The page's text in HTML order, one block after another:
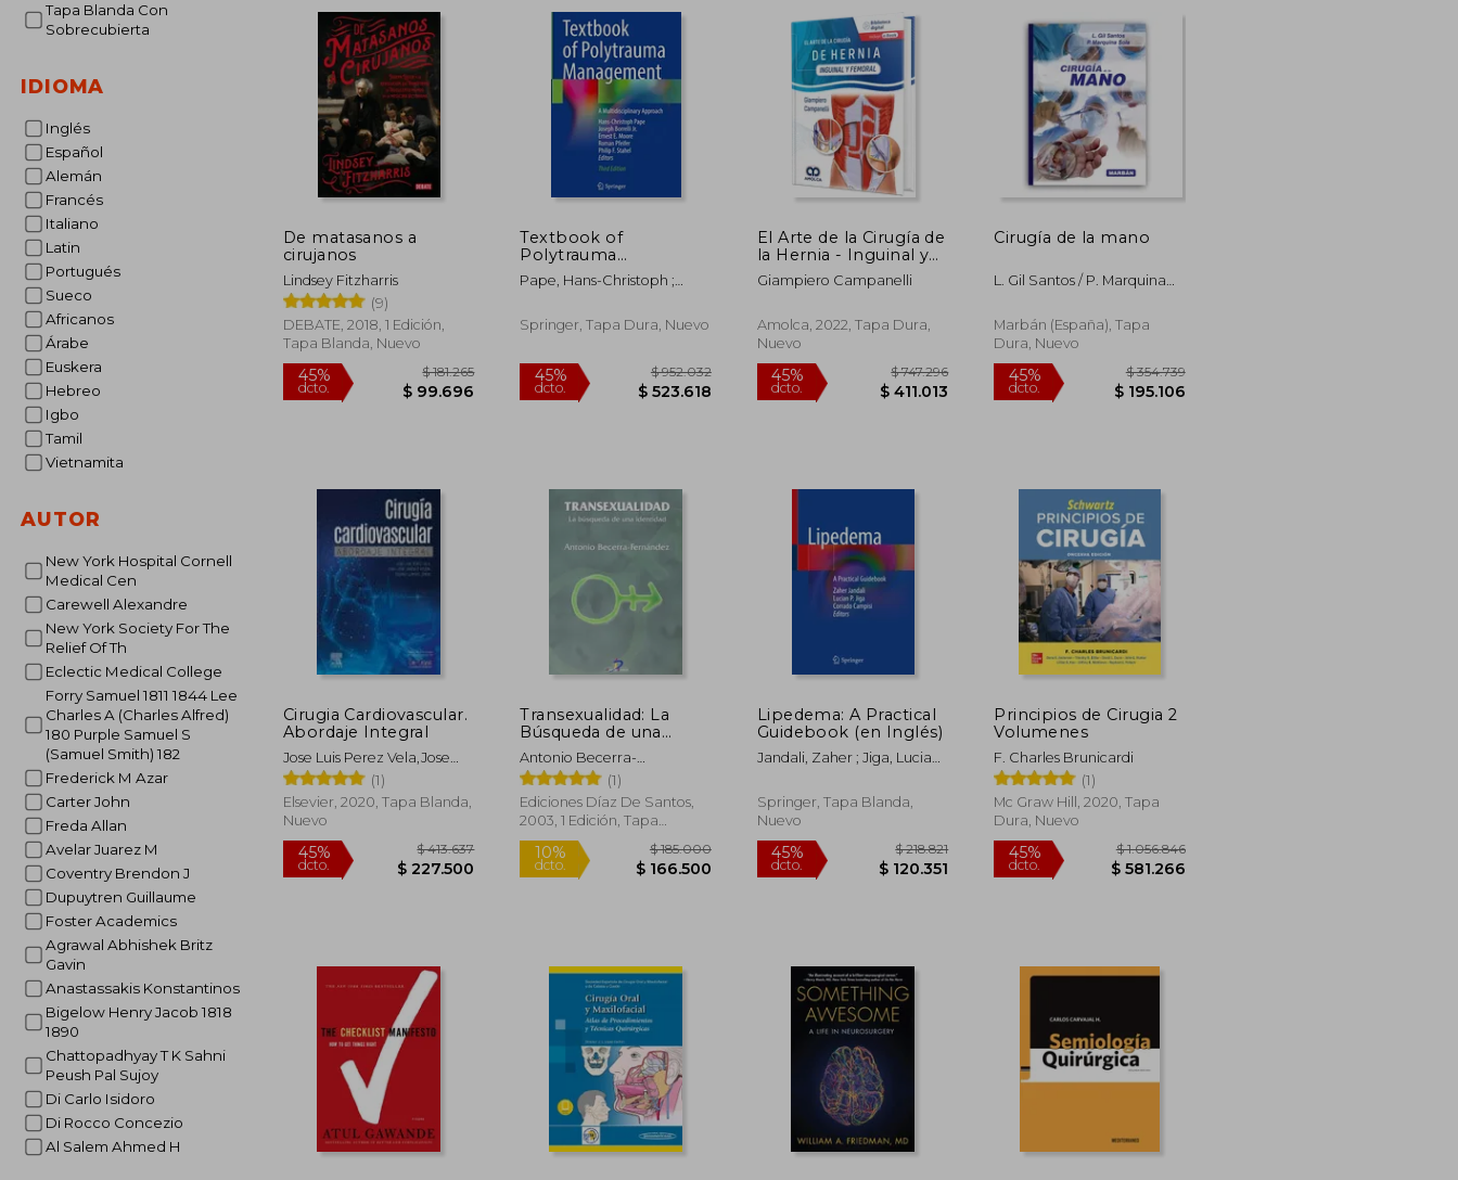
Tapa Blanda Con
Sobrecubierta
IDIOMA
Inglés
Español
Alemán
Francés
Italiano
Latin
Portugués
Sueco
Africanos
Árabe
Euskera
Hebreo
Igbo
Tamil
Vietnamita
AUTOR
New York Hospital Cornell
Medical Cen
Carewell Alexandre
New York Society For The
Relief Of Th
Eclectic Medical College
Forry Samuel 1811 1844 Lee
Charles A (Charles Alfred)
180 Purple Samuel S
(Samuel Smith) 182
Frederick M Azar
Carter John
Freda Allan
Avelar Juarez M
Coventry Brendon J
Dupuytren Guillaume
Foster Academics
Agrawal Abhishek Britz
Gavin
Anastassakis Konstantinos
Bigelow Henry Jacob 1818
1890
Chattopadhyay T K Sahni
Peush Pal Sujoy
Di Carlo Isidoro
Di Rocco Concezio
Al Salem Ahmed H
De matasanos a
cirujanos
Lindsey Fitzharris
(9)
DEBATE, 2018, 1 Edición,
Tapa Blanda, Nuevo
dcto.
Textbook of
Polytrauma
Management: A
Multidisciplinary
Pape, Hans-Christoph ;
Ernest E.
Springer, Tapa Dura, Nuevo
45%
El Arte de la Cirugía de
la Hernia - Inguinal y
Femoral. Incluye e-
book
Giampiero Campanelli
Amolca, 2022, Tapa Dura,
Nuevo
dcto.
$ 747.296
$ 411.013
Cirugía de la mano
L. Gil Santos / P. Marquina
Marbán (España), Tapa
Dura, Nuevo
45%
dcto.
Cirugia Cardiovascular.
Abordaje Integral
Jose Luis Perez Vela,Jose
Luis Jimenez Rivera
(1)
Elsevier, 2020, Tapa Blanda,
Nuevo
45%
dcto.
Transexualidad: La
Búsqueda de una
Identidad
Antonio Becerra-
Fern&Aacute;Ndez
(1)
Ediciones Díaz De Santos,
2003, 1 Edición, Tapa
Blanda, Nuevo
10%
dcto.
Lipedema: A Practical
Guidebook (en Inglés)
Jandali, Zaher ; Jiga, Lucian
Springer, Tapa Blanda,
Nuevo
45%
dcto.
$ 218.821
$ 120.351
Principios de Cirugia 2
Volumenes
F. Charles Brunicardi
(1)
Mc Graw Hill, 2020, Tapa
Dura, Nuevo
45%
dcto.